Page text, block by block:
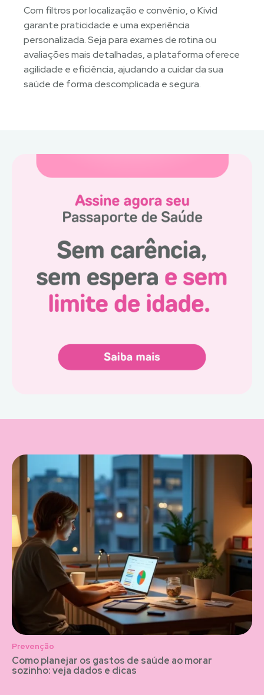
Com filtros por localização e convênio, o Kivid
garante praticidade e uma experiência
personalizada. Seja para exames de rotina ou
avaliações mais detalhadas, a plataforma oferece
agilidade e eficiência, ajudando a cuidar da sua
saúde de forma descomplicada e segura.
Prevenção
Como planejar os gastos de saúde ao morar
sozinho: veja dados e dicas